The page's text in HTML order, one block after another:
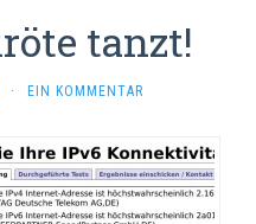
tanzt!
· EIN KOMMENTAR